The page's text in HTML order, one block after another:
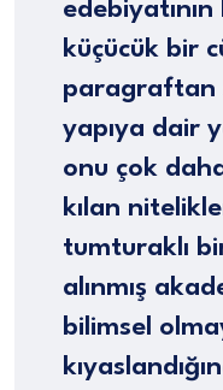
küçücük bir
paragraftan
yapıya dair
onu çok
kılan
tumturaklı
alınmış
bilimsel